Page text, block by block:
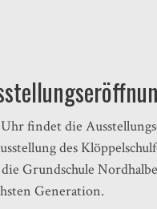
findet die
des
Grundschule
Generation.